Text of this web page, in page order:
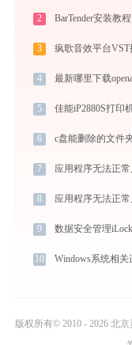
2 BarTender安装教
3 疯歌音效平台
4 最新哪里下载
5 佳能iP2880S打印
6 c盘能删除的文件
7 应用程序无法正常
8 应用程序无法正常
9
10 Windows系统相关
版权所有© 2010 - 2026 北